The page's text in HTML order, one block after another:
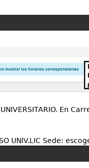
En
UNIV.LIC Sede: